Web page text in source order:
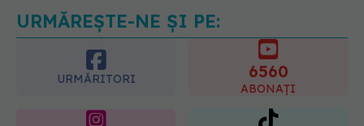
10.08.2026, 09:43
URMĂREȘTE-NE ȘI PE:
URMĂRITORI 6560
ABONAȚI